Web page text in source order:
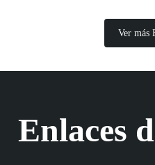
Ver más
Enlaces